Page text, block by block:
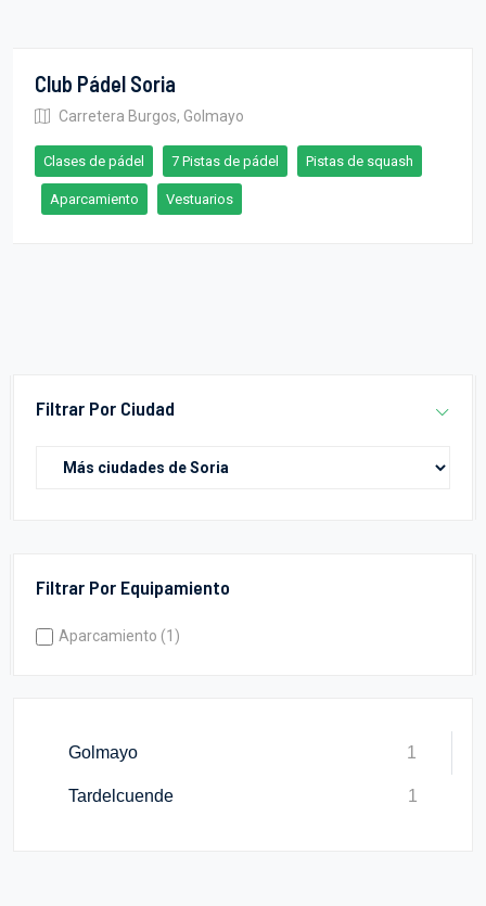
Filtrar Por Ciudad
Filtrar Por Equipamiento
Aparcamiento (1)
Club Pádel Soria
Carretera Burgos, Golmayo
Clases de pádel 7 Pistas de pádel Pistas de squash
Aparcamiento Vestuarios
Golmayo 1
Tardelcuende 1